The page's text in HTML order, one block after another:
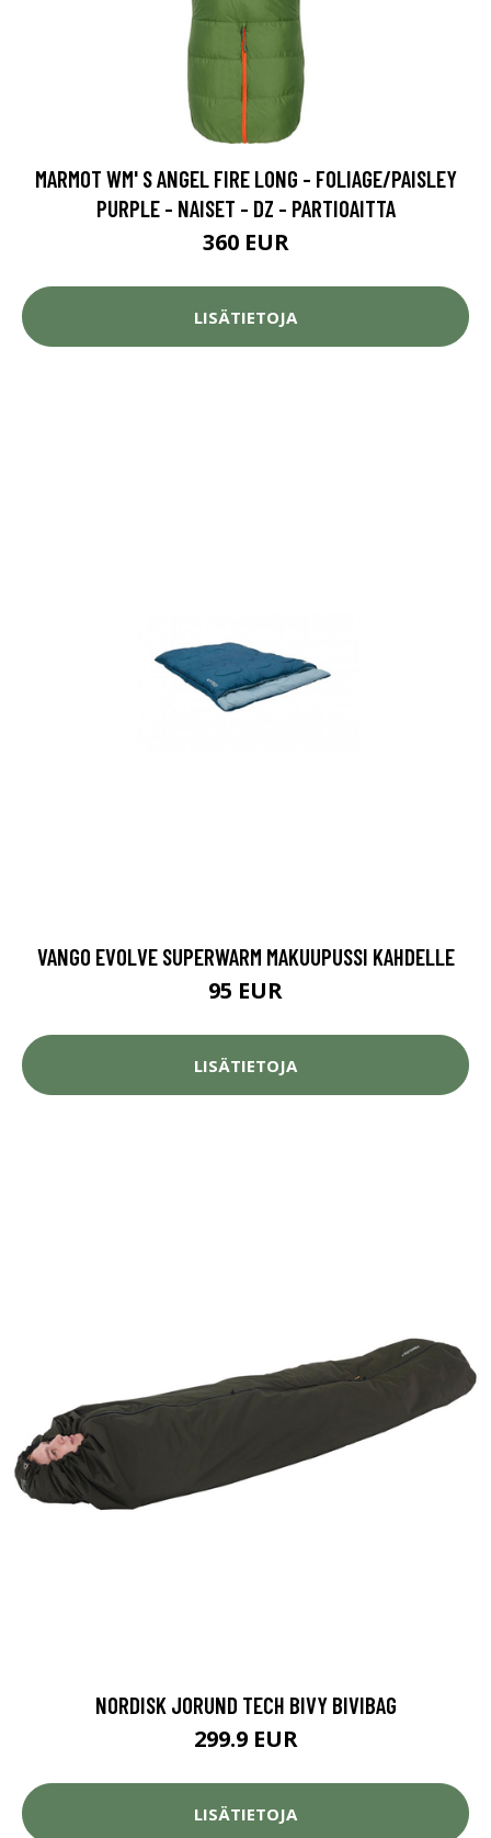
MARMOT WM' S ANGEL FIRE LONG - FOLIAGE/PAISLEY
PURPLE - NAISET - DZ - PARTIOAITTA
360 EUR
LISÄTIETOJA
VANGO EVOLVE SUPERWARM MAKUUPUSSI KAHDELLE
95 EUR
LISÄTIETOJA
NORDISK JORUND TECH BIVY BIVIBAG
299.9 EUR
LISÄTIETOJA